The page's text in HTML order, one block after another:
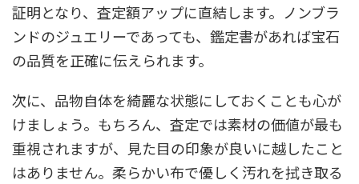
証明となり、査定額アップに直結します。ノンブラ
ンドのジュエリーであっても、鑑定書があれば宝石
の品質を正確に伝えられます。
次に、品物自体を綺麗な状態にしておくことも心が
けましょう。もちろん、査定では素材の価値が最も
重視されますが、見た目の印象が良いに越したこと
はありません。柔らかい布で優しく汚れを拭き取る